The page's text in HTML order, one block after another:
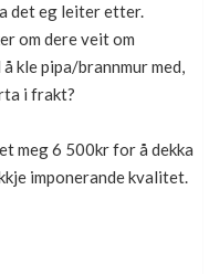
det eg leiter etter.
om dere veit om
kle pipa/brannmur med,
i frakt?
meg 6 500kr for å dekka
imponerande kvalitet.